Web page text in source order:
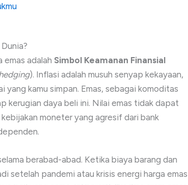
adalah Simbol Keamanan Finansial
). Inflasi adalah musuh senyap kekayaan,
yang kamu simpan. Emas, sebagai komoditas
kerugian daya beli ini. Nilai emas tidak dapat
moneter yang agresif dari bank
berabad-abad. Ketika biaya barang dan
setelah pandemi atau krisis energi harga emas